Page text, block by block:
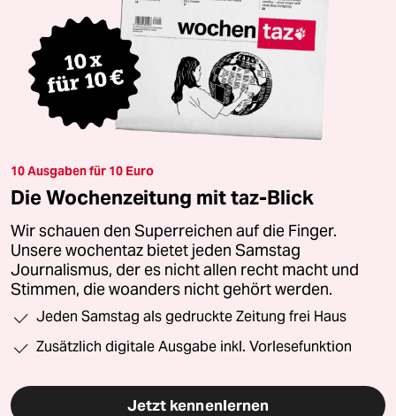
10 Ausgaben für 10 Euro
Die Wochenzeitung mit taz-Blick
Wir schauen den Superreichen auf die Finger.
Unsere wochentaz bietet jeden Samstag
Journalismus, der es nicht allen recht macht und
Stimmen, die woanders nicht gehört werden.
Jeden Samstag als gedruckte Zeitung frei Haus
Zusätzlich digitale Ausgabe inkl. Vorlesefunktion
Jetzt kennenlernen